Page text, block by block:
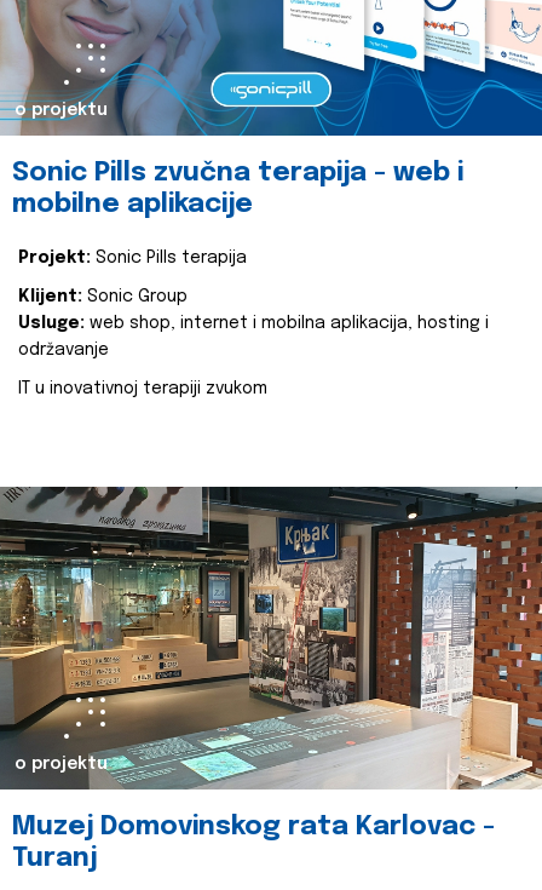
o projektu
Sonic Pills zvučna terapija - web i
mobilne aplikacije
Projekt: Sonic Pills terapija
Klijent: Sonic Group
Usluge: web shop, internet i mobilna aplikacija, hosting i
održavanje
IT u inovativnoj terapiji zvukom
o projektu
Muzej Domovinskog rata Karlovac -
Turanj